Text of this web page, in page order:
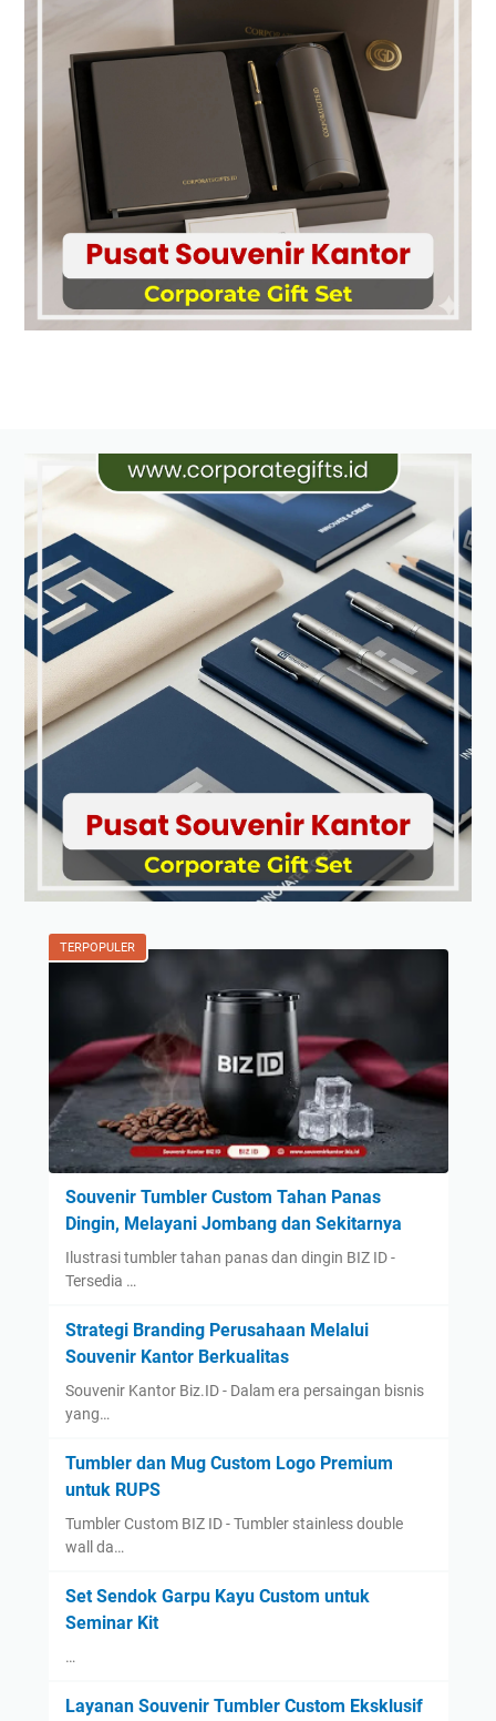
TERPOPULER
Souvenir Tumbler Custom Tahan Panas
Dingin, Melayani Jombang dan Sekitarnya
Ilustrasi tumbler tahan panas dan dingin BIZ ID -
Tersedia …
Strategi Branding Perusahaan Melalui
Souvenir Kantor Berkualitas
Souvenir Kantor Biz.ID - Dalam era persaingan bisnis
yang…
Tumbler dan Mug Custom Logo Premium
untuk RUPS
Tumbler Custom BIZ ID - Tumbler stainless double
wall da…
Set Sendok Garpu Kayu Custom untuk
Seminar Kit
…
Layanan Souvenir Tumbler Custom Eksklusif